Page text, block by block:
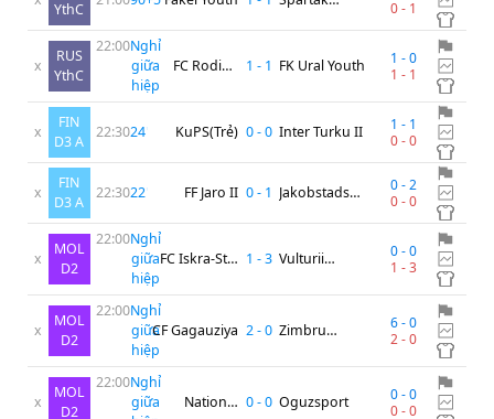
YthC
0- 1
x
RUS
YthC
22:00Nghỉ
giữa
hiệp
FC Rodina
Moscow Youth
1 - 1 FK Ural Youth 1 -0
1 - 1
x
FIN
D3 A
22:3024' KuPS(Trẻ) 0-0 Inter Turku II 1 - 1
0-0
x
FIN
D3 A
22:3022' FF Jaro II 0- 1 Jakobstads
0-2
0-0
x
MOL
D2
22:00Nghỉ
giữa
hiệp
FC Iskra-Stal 1 -3 Vulturii
0-0
1 -3
x
MOL
D2
22:00Nghỉ
giữa
hiệp
CF Gagauziya 2-0 Zimbru
6-0
2-0
x
MOL
D2
22:00Nghỉ
giữa
National 0-0 Oguzsport 0-0
0-0